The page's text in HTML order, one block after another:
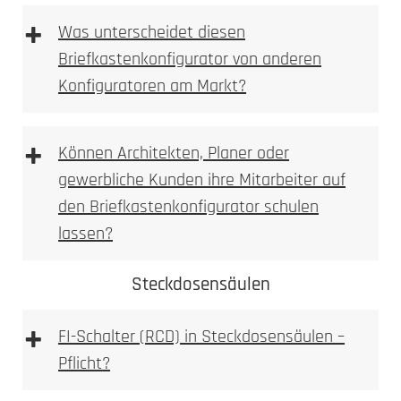
2. Ausmessen
LED-Leuchte
Briefkasten Konfigurator
+
Was unterscheidet diesen
Briefkastenkonfigurator von anderen
Konfiguratoren am Markt?
Briefkasten Konfigurator
+
Können Architekten, Planer oder
gewerbliche Kunden ihre Mitarbeiter auf
den Briefkastenkonfigurator schulen
lassen?
Briefkastenkonfigurator
Steckdosensäulen
+
FI-Schalter (RCD) in Steckdosensäulen –
Pflicht?